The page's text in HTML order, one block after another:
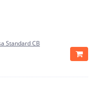
Standard CB